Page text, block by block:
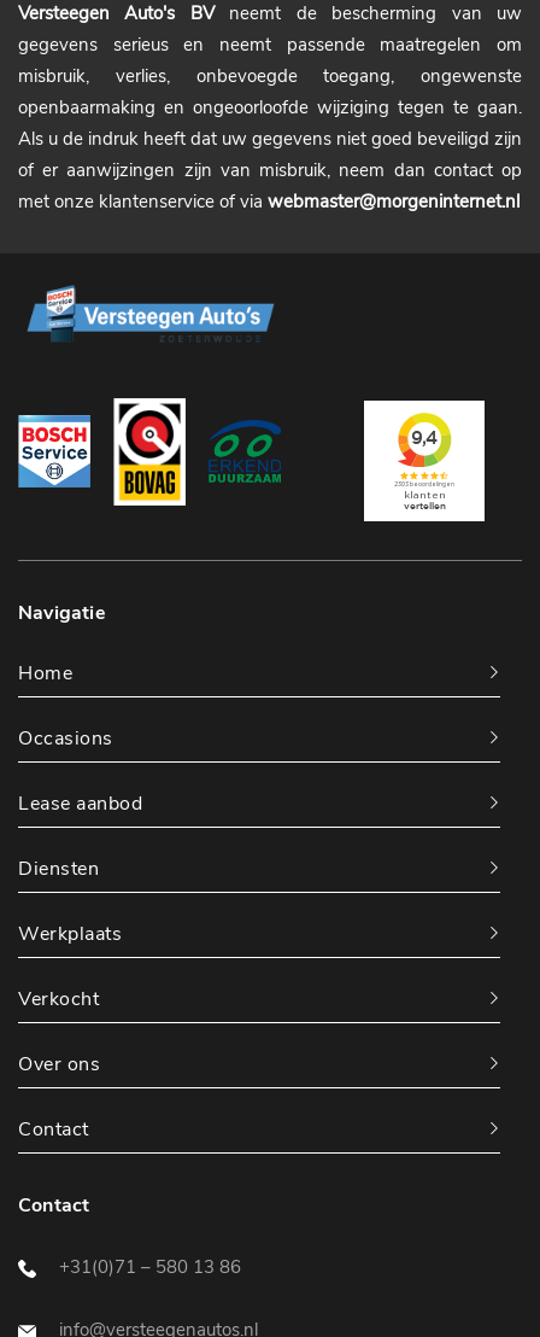
Versteegen Auto's BVneemt de bescherming van uw
gegevens serieus en neemt passende maatregelen om
misbruik, verlies, onbevoegde toegang, ongewenste
openbaarmaking en ongeoorloofde wijziging tegen te gaan.
Als u de indruk heeft dat uw gegevens niet goed beveiligd zijn
of er aanwijzingen zijn van misbruik, neem dan contact op
met onze klantenservice of via webmaster@morgeninternet.nl
Navigatie
Home
Occasions
Lease aanbod
Diensten
Werkplaats
Verkocht
Over ons
Contact
Contact
+31(0)71 – 580 13 86
info@versteegenautos.nl